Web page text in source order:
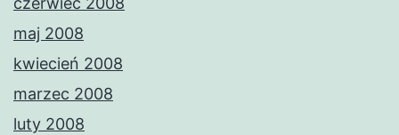
maj 2008
kwiecień 2008
marzec 2008
luty 2008